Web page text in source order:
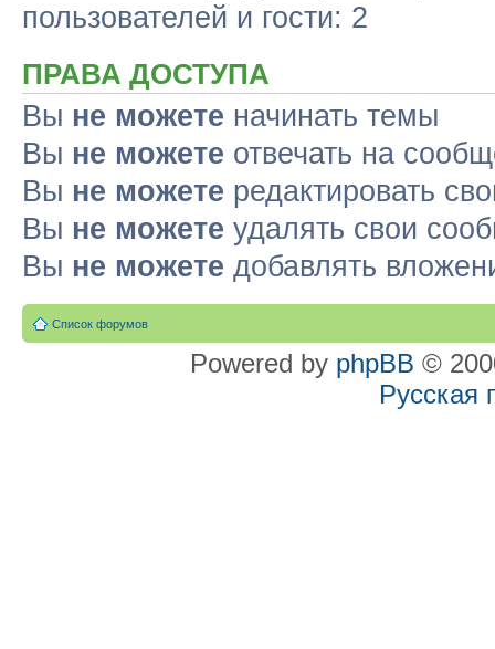
пользователей и гости: 2
ПРАВА ДОСТУПА
Вы не можете начинать темы
Вы не можете отвечать на
Вы не можете редактировать
Вы не можете удалять свои
Вы не можете добавлять
Список форумов
Powered by phpBB ©
Русская